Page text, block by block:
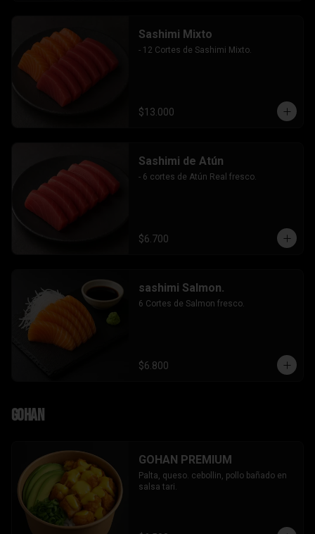
Sashimi Mixto
- 12 Cortes de Sashimi Mixto.
$13.000
Sashimi de Atún
- 6 cortes de Atún Real fresco.
$6.700
sashimi Salmon.
6 Cortes de Salmon fresco.
$6.800
Gohan
GOHAN PREMIUM
Palta, queso. cebollin, pollo bañado en
salsa tari.